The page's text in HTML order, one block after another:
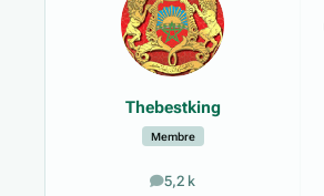
Thebestking
Membre
5,2 k
messages